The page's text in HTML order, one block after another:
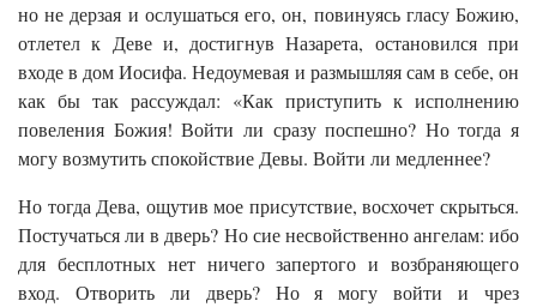
но не дерзая и ослушаться его, он, повинуясь гласу Божию,
отлетел к Деве и, достигнув Назарета, остановился при
входе в дом Иосифа. Недоумевая и размышляя сам в себе, он
как бы так рассуждал: «Как приступить к исполнению
повеления Божия! Войти ли сразу поспешно? Но тогда я
могу возмутить спокойствие Девы. Войти ли медленнее?
Но тогда Дева, ощутив мое присутствие, восхочет скрыться.
Постучаться ли в дверь? Но сие несвойственно ангелам: ибо
для бесплотных нет ничего запертого и возбраняющего
вход. Отворить ли дверь? Но я могу войти и чрез